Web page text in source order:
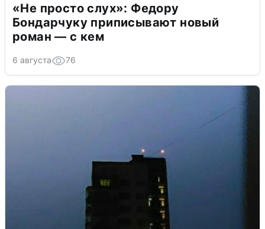
«Не просто слух»: Федору
Бондарчуку приписывают новый
роман — с кем
6 августа 76